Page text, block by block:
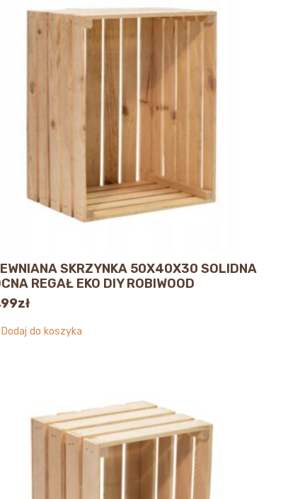
SKRZYNKA 50X40X30 SOLIDNA
REGAŁ EKO DIY ROBIWOOD
zł
Dodaj do koszyka